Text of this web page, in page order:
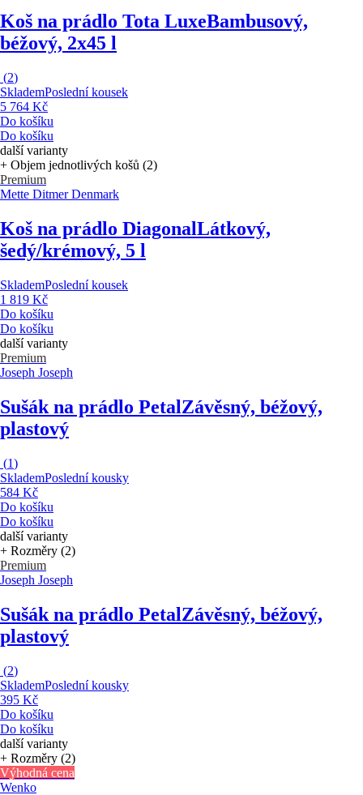
Koš na prádlo Tota LuxeBambusový,
béžový, 2x45 l
(2)
SklademPoslední kousek
5 764 Kč
Do košíku
Do košíku
další varianty
+ Objem jednotlivých košů (2)
Premium
Mette Ditmer Denmark
Koš na prádlo DiagonalLátkový,
šedý/krémový, 5 l
SklademPoslední kousek
1 819 Kč
Do košíku
Do košíku
další varianty
Premium
Joseph Joseph
Sušák na prádlo PetalZávěsný, béžový,
plastový
(1)
SklademPoslední kousky
584 Kč
Do košíku
Do košíku
další varianty
+ Rozměry (2)
Premium
Joseph Joseph
Sušák na prádlo PetalZávěsný, béžový,
plastový
(2)
SklademPoslední kousky
395 Kč
Do košíku
Do košíku
další varianty
+ Rozměry (2)
Výhodná cena
Wenko